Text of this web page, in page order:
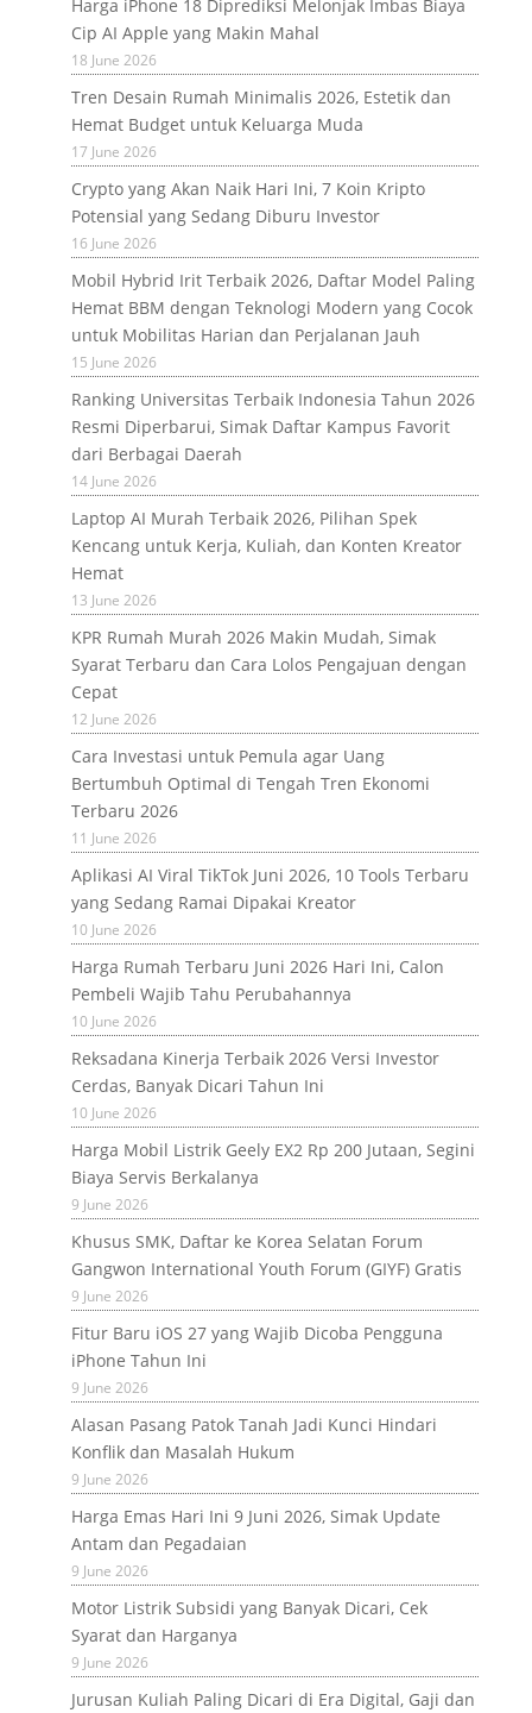
Harga iPhone 18 Diprediksi Melonjak Imbas Biaya
Cip AI Apple yang Makin Mahal
18 June 2026
Tren Desain Rumah Minimalis 2026, Estetik dan
Hemat Budget untuk Keluarga Muda
17 June 2026
Crypto yang Akan Naik Hari Ini, 7 Koin Kripto
Potensial yang Sedang Diburu Investor
16 June 2026
Mobil Hybrid Irit Terbaik 2026, Daftar Model Paling
Hemat BBM dengan Teknologi Modern yang Cocok
untuk Mobilitas Harian dan Perjalanan Jauh
15 June 2026
Ranking Universitas Terbaik Indonesia Tahun 2026
Resmi Diperbarui, Simak Daftar Kampus Favorit
dari Berbagai Daerah
14 June 2026
Laptop AI Murah Terbaik 2026, Pilihan Spek
Kencang untuk Kerja, Kuliah, dan Konten Kreator
Hemat
13 June 2026
KPR Rumah Murah 2026 Makin Mudah, Simak
Syarat Terbaru dan Cara Lolos Pengajuan dengan
Cepat
12 June 2026
Cara Investasi untuk Pemula agar Uang
Bertumbuh Optimal di Tengah Tren Ekonomi
Terbaru 2026
11 June 2026
Aplikasi AI Viral TikTok Juni 2026, 10 Tools Terbaru
yang Sedang Ramai Dipakai Kreator
10 June 2026
Harga Rumah Terbaru Juni 2026 Hari Ini, Calon
Pembeli Wajib Tahu Perubahannya
10 June 2026
Reksadana Kinerja Terbaik 2026 Versi Investor
Cerdas, Banyak Dicari Tahun Ini
10 June 2026
Harga Mobil Listrik Geely EX2 Rp 200 Jutaan, Segini
Biaya Servis Berkalanya
9 June 2026
Khusus SMK, Daftar ke Korea Selatan Forum
Gangwon International Youth Forum (GIYF) Gratis
9 June 2026
Fitur Baru iOS 27 yang Wajib Dicoba Pengguna
iPhone Tahun Ini
9 June 2026
Alasan Pasang Patok Tanah Jadi Kunci Hindari
Konflik dan Masalah Hukum
9 June 2026
Harga Emas Hari Ini 9 Juni 2026, Simak Update
Antam dan Pegadaian
9 June 2026
Motor Listrik Subsidi yang Banyak Dicari, Cek
Syarat dan Harganya
9 June 2026
Jurusan Kuliah Paling Dicari di Era Digital, Gaji dan